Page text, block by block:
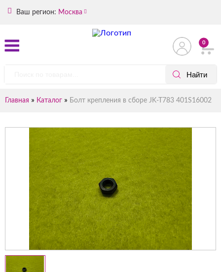
Ваш регион: Москва
0
Главная » Каталог » Болт крепления в сборе JK-T783 401S16002